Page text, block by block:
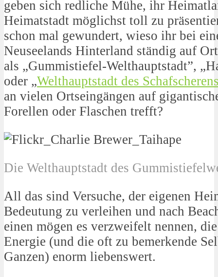
geben sich redliche Mühe, ihr
Heimatstadt möglichst toll zu
schon mal gewundert, wieso ihr bei
Neuseelands Hinterland ständig auf
als „Gummistiefel-Welthauptstadt”,
oder „Welthauptstadt des
an vielen Ortseingängen auf
Forellen oder Flaschen trefft?
Die Welthauptstadt des
All das sind Versuche, der eigenen
Bedeutung zu verleihen und nach
einen mögen es verzweifelt nennen,
Energie (und die oft zu bemerkende
Ganzen) enorm liebenswert.